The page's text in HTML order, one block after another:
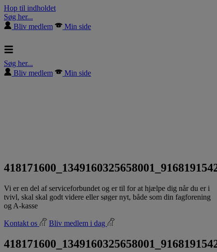
Hop til indholdet
Søg her...
Bliv medlem
Min side
Søg her...
Bliv medlem
Min side
Vi er en del af serviceforbundet og er til for at hjælpe dig når du er i
tvivl, skal skal godt videre eller søger nyt, både som din fagforening
og A-kasse
Kontakt os Bliv medlem i dag